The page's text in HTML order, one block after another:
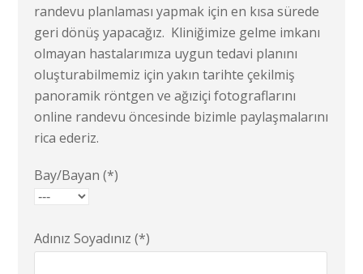
randevu planlaması yapmak için en kısa sürede
geri dönüş yapacağız. Kliniğimize gelme imkanı
olmayan hastalarımıza uygun tedavi planını
oluşturabilmemiz için yakın tarihte çekilmiş
panoramik röntgen ve ağıziçi fotograflarını
online randevu öncesinde bizimle paylaşmalarını
rica ederiz.
Bay/Bayan (*)
Adınız Soyadınız (*)